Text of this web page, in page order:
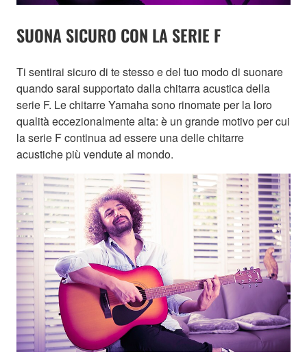
SUONA SICURO CON LA SERIE F
Ti sentirai sicuro di te stesso e del tuo modo di suonare
quando sarai supportato dalla chitarra acustica della
serie F. Le chitarre Yamaha sono rinomate per la loro
qualità eccezionalmente alta: è un grande motivo per cui
la serie F continua ad essere una delle chitarre
acustiche più vendute al mondo.